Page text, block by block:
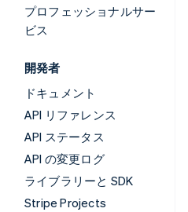
プロフェッショナルサー
ビス
開発者
ドキュメント
API リファレンス
API ステータス
API の変更ログ
ライブラリーと SDK
Stripe Projects